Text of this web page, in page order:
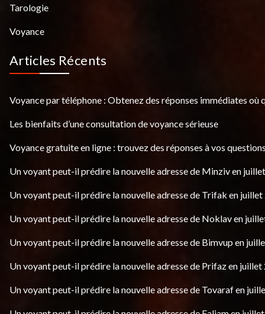
Tarologie
Voyance
Articles Récents
Voyance par téléphone : Obtenez des réponses immédiates où
Les bienfaits d’une consultation de voyance sérieuse
Voyance gratuite en ligne : trouvez des réponses à vos
Un voyant peut-il prédire la nouvelle adresse de Minziv en
Un voyant peut-il prédire la nouvelle adresse de Trifak en juillet
Un voyant peut-il prédire la nouvelle adresse de Noklav en
Un voyant peut-il prédire la nouvelle adresse de Bimvup en
Un voyant peut-il prédire la nouvelle adresse de Prifaz en juillet
Un voyant peut-il prédire la nouvelle adresse de Tovaraf en